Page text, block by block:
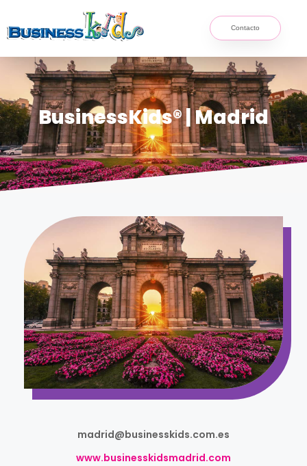
Contacto
BusinessKids® | Madrid
madrid@businesskids.com.es
www.businesskidsmadrid.com